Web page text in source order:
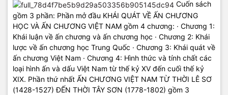
Cuốn sách
gồm 3 phần: Phần mở đầu KHÁI QUÁT VỀ ẤN CHƯƠNG
HỌC VÀ ẤN CHƯƠNG VIỆT NAM gồm 4 chương: · Chương 1:
Khái luận về ấn chương và ấn chương học · Chương 2: Khái
lược về ấn chương học Trung Quốc · Chương 3: Khái quát về
ấn chương Việt Nam · Chương 4: Hình thức và tính chất các
loại hình ấn và dấu Việt Nam từ thế kỷ XV đến cuối thế kỷ
XIX. Phần thứ nhất ẤN CHƯƠNG VIỆT NAM TỪ THỜI LÊ SƠ
(1428-1527) ĐẾN THỜI TÂY SƠN (1778-1802) gồm 3